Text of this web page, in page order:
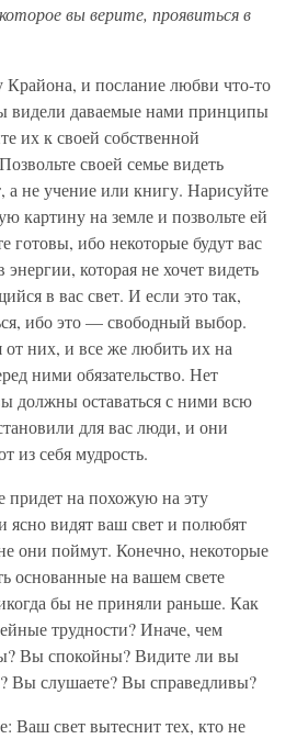
вы верите, проявиться в
и послание любви что-то
видели даваемые нами принципы
их к своей собственной
своей семье видеть
а не учение или книгу. Нарисуйте
картину на земле и позвольте ей
готовы, ибо некоторые будут вас
энергии, которая не хочет видеть
в вас свет. И если это так,
ибо это — свободный выбор.
них, и все же любить их на
ними обязательство. Нет
должны оставаться с ними всю
для вас люди, и они
из себя мудрость.
придет на похожую на эту
ясно видят ваш свет и полюбят
они поймут. Конечно, некоторые
основанные на вашем свете
бы не приняли раньше. Как
трудности? Иначе, чем
Вы спокойны? Видите ли вы
Вы слушаете? Вы справедливы?
Ваш свет вытеснит тех, кто не